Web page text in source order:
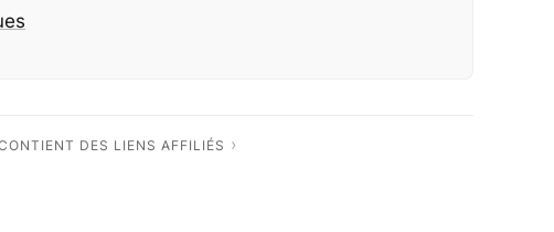
DES LIENS AFFILIÉS